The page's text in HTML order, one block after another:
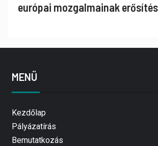
európai mozgalmainak
MENÜ
Kezdőlap
Pályázatírás
Bemutatkozás